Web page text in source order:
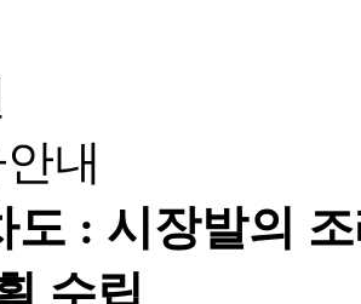
내
도 : 시장발의
수립